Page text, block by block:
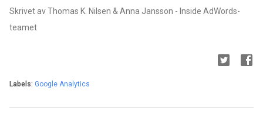
Skrivet av Thomas K. Nilsen & Anna Jansson - Inside AdWords-
teamet
Labels: Google Analytics